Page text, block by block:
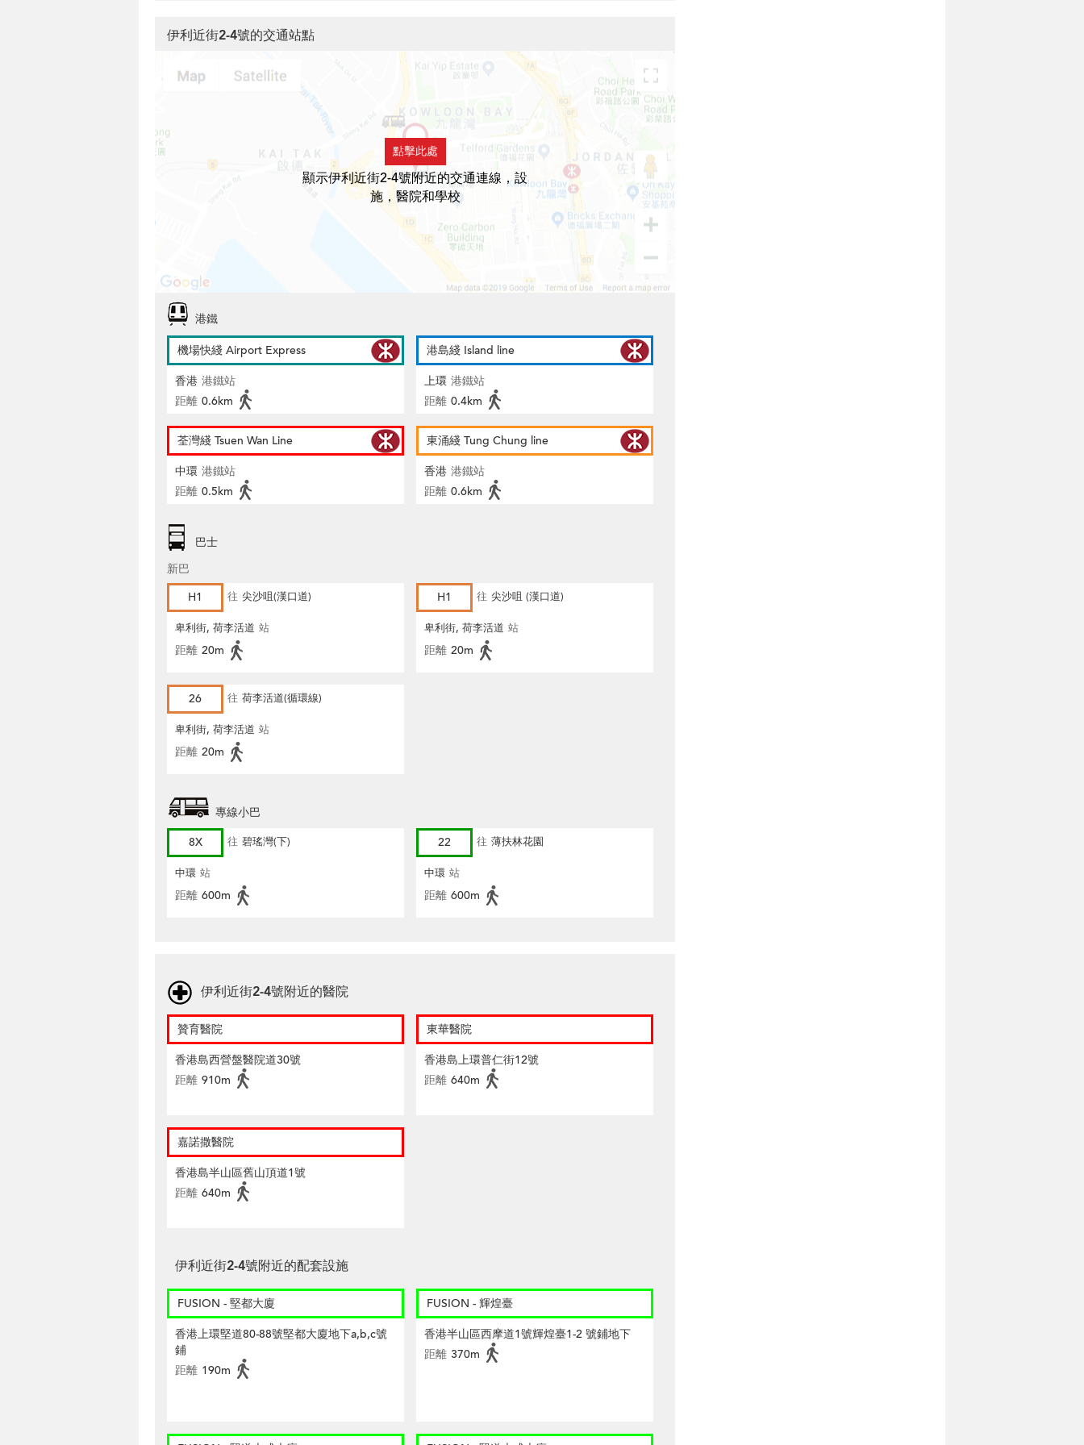
伊利近街2-4號的交通站點
點擊此處
顯示伊利近街2-4號附近的交通連線，設
施，醫院和學校
港鐵
機場快綫 Airport Express
香港 港鐵站
距離 0.6km
港島綫 Island line
上環 港鐵站
距離 0.4km
荃灣綫 Tsuen Wan Line
中環 港鐵站
距離 0.5km
東涌綫 Tung Chung line
香港 港鐵站
距離 0.6km
巴士
新巴
H1
往 尖沙咀(漢口道)
卑利街, 荷李活道 站
距離 20m
H1 往 尖沙咀 (漢口道)
卑利街, 荷李活道 站
距離 20m
26 往 荷李活道(循環線)
卑利街, 荷李活道 站
距離 20m
專線小巴
8X
往 碧瑤灣(下)
中環 站
距離 600m
22 往 薄扶林花園
中環 站
距離 600m
伊利近街2-4號附近的醫院
贊育醫院
香港島西營盤醫院道30號
距離 910m
東華醫院
香港島上環普仁街12號
距離 640m
嘉諾撒醫院
香港島半山區舊山頂道1號
距離 640m
伊利近街2-4號附近的配套設施
FUSION - 堅都大廈
香港上環堅道80-88號堅都大廈地下a,b,c號
鋪
距離 190m
FUSION - 輝煌臺
香港半山區西摩道1號輝煌臺1-2 號鋪地下
距離 370m